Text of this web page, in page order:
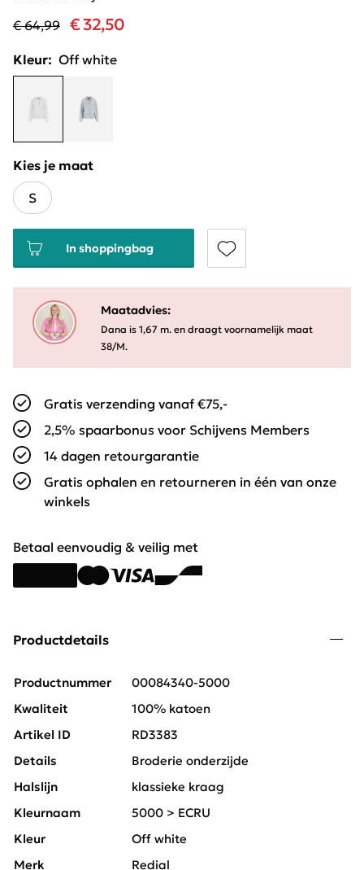
€ 64,99 € 32,50
Kleur: Off white
Kies je maat
S
In shoppingbag
Maatadvies:
Dana is 1,67 m. en draagt voornamelijk maat
38/M.
Gratis verzending vanaf €75,-
2,5% spaarbonus voor Schijvens Members
14 dagen retourgarantie
Gratis ophalen en retourneren in één van onze
winkels
Betaal eenvoudig & veilig met
Productdetails
Productnummer
00084340-5000
Kwaliteit
100% katoen
Artikel ID
RD3383
Details
Broderie onderzijde
Halslijn
klassieke kraag
Kleurnaam
5000 > ECRU
Kleur
Off white
Merk
Redial